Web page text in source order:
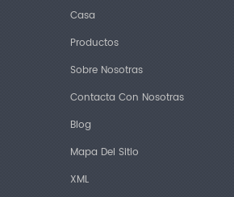
Casa
Productos
Sobre Nosotras
Contacta Con Nosotras
Blog
Mapa Del Sitio
XML